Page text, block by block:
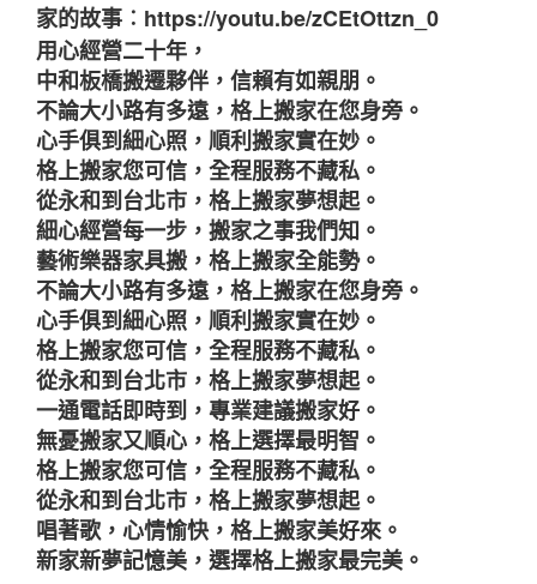
家的故事︰https://youtu.be/zCEtOttzn_0
用心經營二十年，
中和板橋搬遷夥伴，信賴有如親朋。
不論大小路有多遠，格上搬家在您身旁。
心手俱到細心照，順利搬家實在妙。
格上搬家您可信，全程服務不藏私。
從永和到台北市，格上搬家夢想起。
細心經營每一步，搬家之事我們知。
藝術樂器家具搬，格上搬家全能勢。
不論大小路有多遠，格上搬家在您身旁。
心手俱到細心照，順利搬家實在妙。
格上搬家您可信，全程服務不藏私。
從永和到台北市，格上搬家夢想起。
一通電話即時到，專業建議搬家好。
無憂搬家又順心，格上選擇最明智。
格上搬家您可信，全程服務不藏私。
從永和到台北市，格上搬家夢想起。
唱著歌，心情愉快，格上搬家美好來。
新家新夢記憶美，選擇格上搬家最完美。